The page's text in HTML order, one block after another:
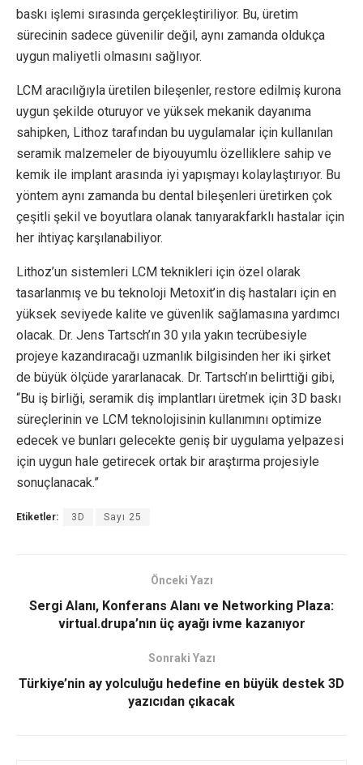
baskı işlemi sırasında gerçekleştiriliyor. Bu, üretim
sürecinin sadece güvenilir değil, aynı zamanda oldukça
uygun maliyetli olmasını sağlıyor.
LCM aracılığıyla üretilen bileşenler, restore edilmiş kurona
uygun şekilde oturuyor ve yüksek mekanik dayanıma
sahipken, Lithoz tarafından bu uygulamalar için kullanılan
seramik malzemeler de biyouyumlu özelliklere sahip ve
kemik ile implant arasında iyi yapışmayı kolaylaştırıyor. Bu
yöntem aynı zamanda bu dental bileşenleri üretirken çok
çeşitli şekil ve boyutlara olanak tanıyarakfarklı hastalar için
her ihtiyaç karşılanabiliyor.
Lithoz’un sistemleri LCM teknikleri için özel olarak
tasarlanmış ve bu teknoloji Metoxit’in diş hastaları için en
yüksek seviyede kalite ve güvenlik sağlamasına yardımcı
olacak. Dr. Jens Tartsch’ın 30 yıla yakın tecrübesiyle
projeye kazandıracağı uzmanlık bilgisinden her iki şirket
de büyük ölçüde yararlanacak. Dr. Tartsch’ın belirttiği gibi,
“Bu iş birliği, seramik diş implantları üretmek için 3D baskı
süreçlerinin ve LCM teknolojisinin kullanımını optimize
edecek ve bunları gelecekte geniş bir uygulama yelpazesi
için uygun hale getirecek ortak bir araştırma projesiyle
sonuçlanacak.”
Etiketler: 3D Sayı 25
Önceki Yazı
Sergi Alanı, Konferans Alanı ve Networking Plaza:
virtual.drupa’nın üç ayağı ivme kazanıyor
Sonraki Yazı
Türkiye’nin ay yolculuğu hedefine en büyük destek 3D
yazıcıdan çıkacak